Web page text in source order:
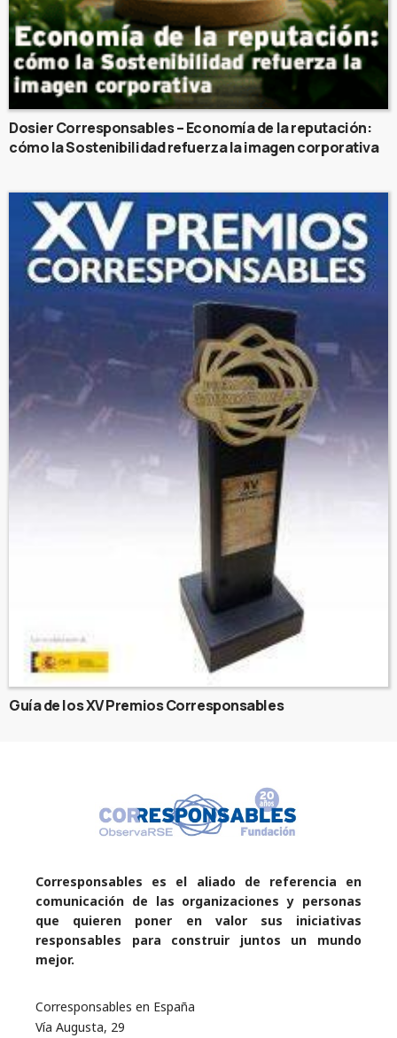
Dosier Corresponsables – Economía de la reputación:
cómo la Sostenibilidad refuerza la imagen corporativa
Guía de los XV Premios Corresponsables
Corresponsables es el aliado de referencia en
comunicación de las organizaciones y personas
que quieren poner en valor sus iniciativas
responsables para construir juntos un mundo
mejor.
Corresponsables en España
Vía Augusta, 29